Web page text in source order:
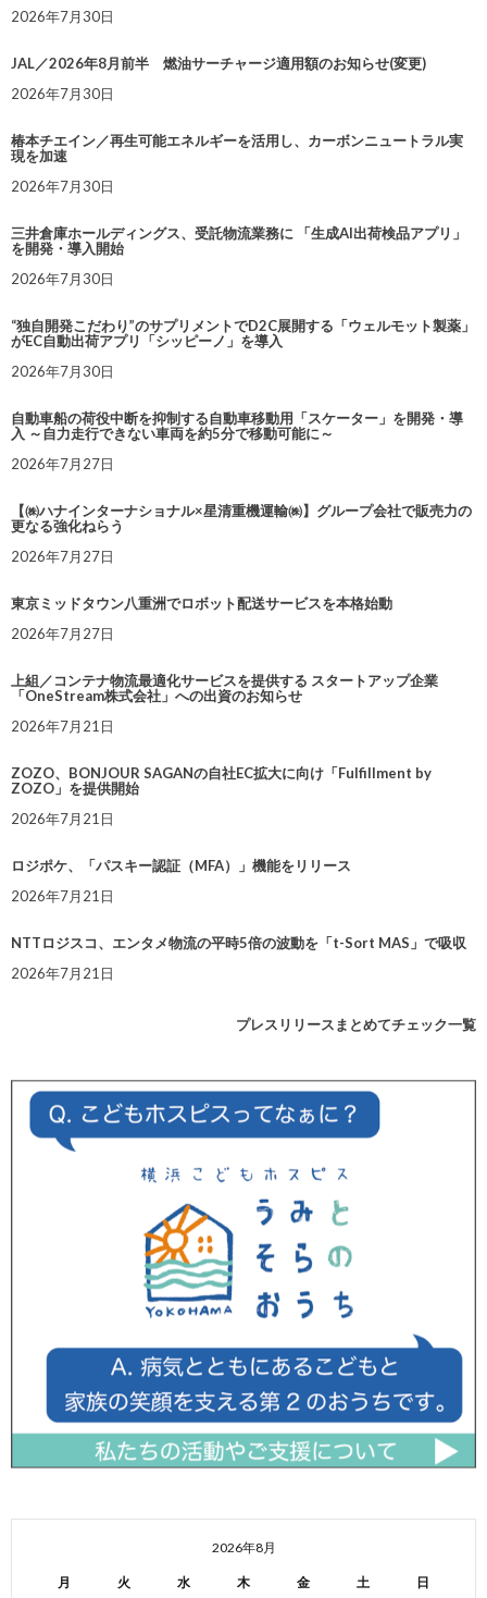
2026年7月30日
JAL／2026年8月前半 燃油サーチャージ適用額のお知らせ(変更)
2026年7月30日
椿本チエイン／再生可能エネルギーを活用し、カーボンニュートラル実
現を加速
2026年7月30日
三井倉庫ホールディングス、受託物流業務に 「生成AI出荷検品アプリ」
を開発・導入開始
2026年7月30日
“独自開発こだわり”のサプリメントでD2C展開する「ウェルモット製薬」
がEC自動出荷アプリ「シッピーノ」を導入
2026年7月30日
自動車船の荷役中断を抑制する自動車移動用「スケーター」を開発・導
入 ～自力走行できない車両を約5分で移動可能に～
2026年7月27日
【㈱ハナインターナショナル×星清重機運輸㈱】グループ会社で販売力の
更なる強化ねらう
2026年7月27日
東京ミッドタウン八重洲でロボット配送サービスを本格始動
2026年7月27日
上組／コンテナ物流最適化サービスを提供する スタートアップ企業
「OneStream株式会社」への出資のお知らせ
2026年7月21日
ZOZO、BONJOUR SAGANの自社EC拡大に向け「Fulfillment by
ZOZO」を提供開始
2026年7月21日
ロジポケ、「パスキー認証（MFA）」機能をリリース
2026年7月21日
NTTロジスコ、エンタメ物流の平時5倍の波動を「t-Sort MAS」で吸収
2026年7月21日
プレスリリースまとめてチェック一覧
2026年8月
月 火 水 木 金 土 日